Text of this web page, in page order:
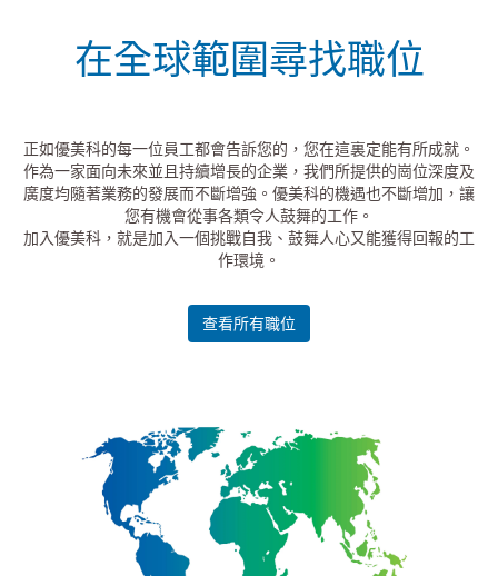
在全球範圍尋找職位
正如優美科的每一位員工都會告訴您的，您在這裏定能有所成就。
作為一家面向未來並且持續增長的企業，我們所提供的崗位深度及
廣度均隨著業務的發展而不斷增強。優美科的機遇也不斷增加，讓
您有機會從事各類令人鼓舞的工作。
加入優美科，就是加入一個挑戰自我、鼓舞人心又能獲得回報的工
作環境。
查看所有職位